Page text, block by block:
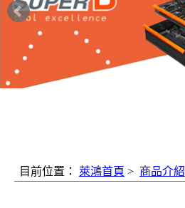
目前位置： 萊鴻首頁 > 商品介紹